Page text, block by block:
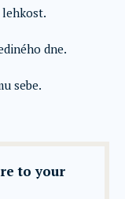
dne.
sebe.
to your